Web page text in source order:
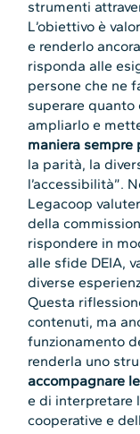
strumenti
L’obiettivo è
e renderlo
risponda alle
persone che ne
superare
ampliarlo e
maniera
la parità, la
l’accessibilità”.
Legacoop
della
rispondere in
alle sfide DEIA,
diverse
Questa
contenuti, ma
funzionamento
renderla uno
accompagnare
e di interpretare
cooperative e